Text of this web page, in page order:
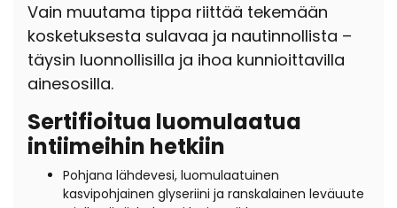
Vain muutama tippa riittää tekemään
kosketuksesta sulavaa ja nautinnollista –
täysin luonnollisilla ja ihoa kunnioittavilla
ainesosilla.
Sertifioitua luomulaatua
intiimeihin hetkiin
Pohjana lähdevesi, luomulaatuinen
kasvipohjainen glyseriini ja ranskalainen leväuute